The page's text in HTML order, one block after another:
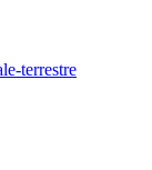
terrestre